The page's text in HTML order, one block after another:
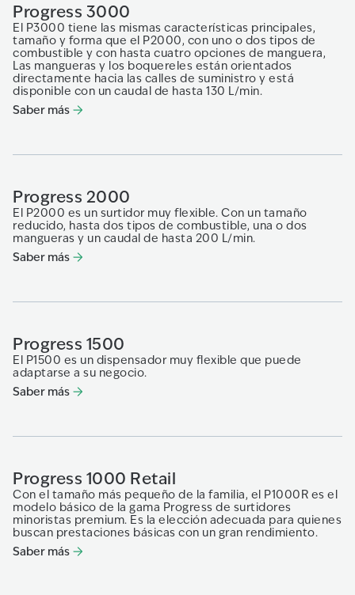
Progress 3000
El P3000 tiene las mismas características principales,
tamaño y forma que el P2000, con uno o dos tipos de
combustible y con hasta cuatro opciones de manguera,
Las mangueras y los boquereles están orientados
directamente hacia las calles de suministro y está
disponible con un caudal de hasta 130 L/min.
Saber más
Progress 2000
El P2000 es un surtidor muy flexible. Con un tamaño
reducido, hasta dos tipos de combustible, una o dos
mangueras y un caudal de hasta 200 L/min.
Saber más
Progress 1500
El P1500 es un dispensador muy flexible que puede
adaptarse a su negocio.
Saber más
Progress 1000 Retail
Con el tamaño más pequeño de la familia, el P1000R es el
modelo básico de la gama Progress de surtidores
minoristas premium. Es la elección adecuada para quienes
buscan prestaciones básicas con un gran rendimiento.
Saber más